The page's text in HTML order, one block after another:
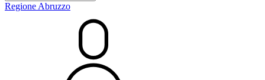
Regione Abruzzo